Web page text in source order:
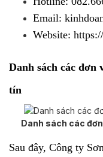
Email:
Website:
Danh sách các
tín
Danh sách các
Sau đây, Công ty